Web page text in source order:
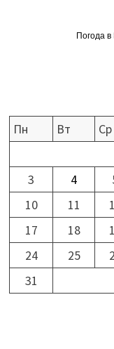
Погода
Пн
Вт Ср
3
4
10
11
17
18
24
25
31